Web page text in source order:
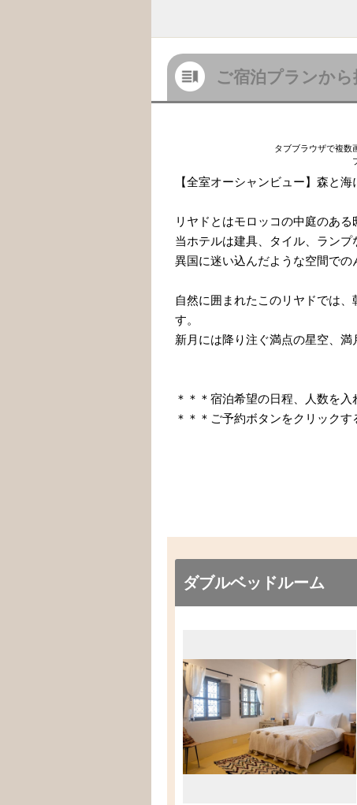
ご宿泊プランから
タブブラウザで複数
【全室オーシャンビュー】森と
リヤドとはモロッコの中庭のあ
当ホテルは建具、タイル、ラン
異国に迷い込んだような空間での
自然に囲まれたこのリヤドでは
す。
新月には降り注ぐ満点の星空、満
＊＊＊宿泊希望の日程、人数を
＊＊＊ご予約ボタンをクリック
ダブルベッドルーム